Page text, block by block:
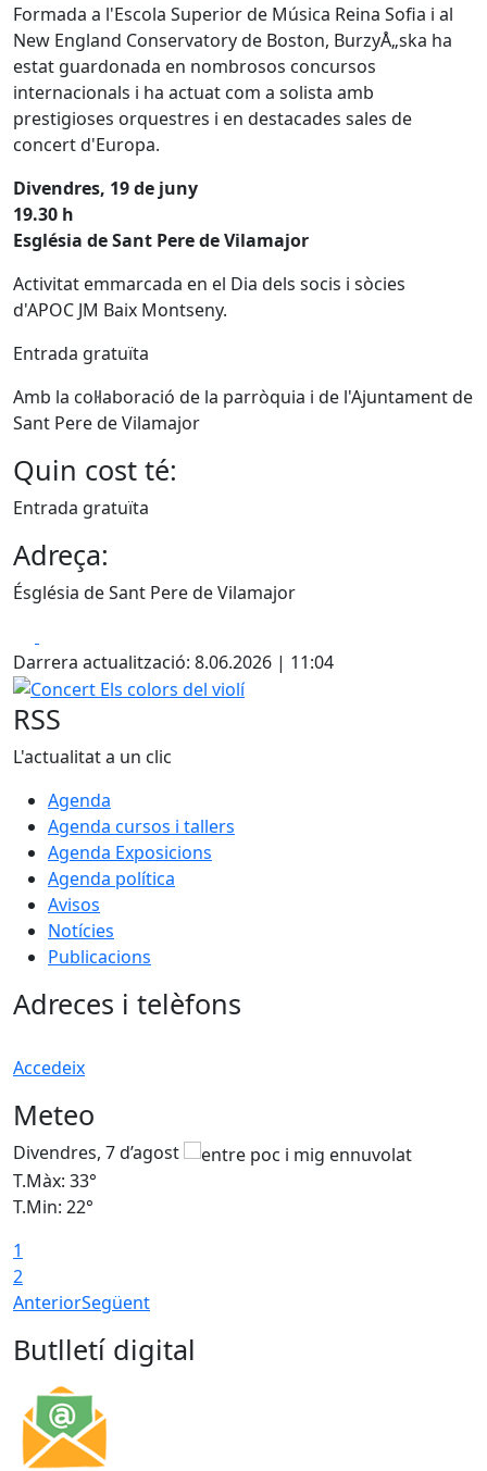
Formada a l'Escola Superior de Música Reina Sofia i al
New England Conservatory de Boston, BurzyÅ„ska ha
estat guardonada en nombrosos concursos
internacionals i ha actuat com a solista amb
prestigioses orquestres i en destacades sales de
concert d'Europa.
Divendres, 19 de juny
19.30 h
Església de Sant Pere de Vilamajor
Activitat emmarcada en el Dia dels socis i sòcies
d'APOC JM Baix Montseny.
Entrada gratuïta
Amb la col·laboració de la parròquia i de l'Ajuntament de
Sant Pere de Vilamajor
Quin cost té:
Entrada gratuïta
Adreça:
Ésglésia de Sant Pere de Vilamajor
Darrera actualització: 8.06.2026 | 11:04
Concert Els colors del violí
RSS
L'actualitat a un clic
Agenda
Agenda cursos i tallers
Agenda Exposicions
Agenda política
Avisos
Notícies
Publicacions
Adreces i telèfons
Accedeix
Meteo
Divendres, 7 d’agost
T.Màx: 33°
T.Min: 22°
1
2
AnteriorSegüent
Butlletí digital